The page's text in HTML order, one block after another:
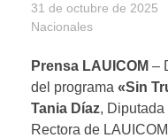
31 de octubre de 2025
Nacionales
Prensa LAUICOM –
del programa «Sin
Tania Díaz,
Rectora de